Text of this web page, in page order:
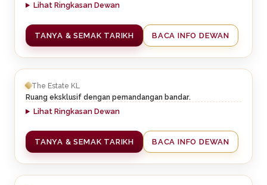
Lihat Ringkasan Dewan
TANYA & SEMAK TARIKH BACA INFO DEWAN
The Estate KL
Ruang eksklusif dengan pemandangan bandar.
Lihat Ringkasan Dewan
TANYA & SEMAK TARIKH BACA INFO DEWAN